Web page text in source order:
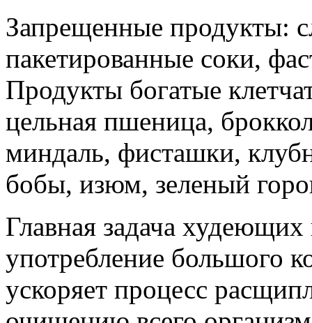
Запрещенные продукты:
пакетированные соки,
Продукты богатые
цельная пшеница,
миндаль, фисташки,
бобы, изюм, зеленый
Главная задача
употребление большого
ускоряет процесс